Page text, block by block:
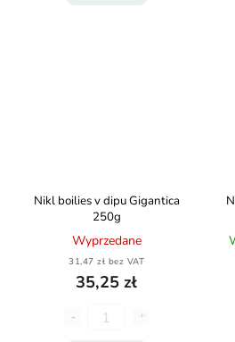
Nikl boilies v dipu Gigantica
250g
Wyprzedane
31,47 zł bez VAT
35,25 zł